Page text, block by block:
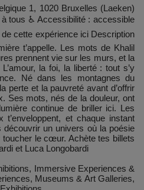
1, 1020 Bruxelles (Laeken)
♿ Accessibilité : accessible
cette expérience ici Description
t’appelle. Les mots de Khalil
prennent vie sur les murs, et la
la foi, la liberté : tout s’y
Né dans les montagnes du
perte et la pauvreté avant d’offrir
Ses mots, nés de la douleur, ont
continue de briller ici. Les
et chaque instant
découvrir un univers où la poésie
toucher le cœur. Achète tes billets
et Luca Longobardi
Immersive Experiences &
Museums & Art Galleries,